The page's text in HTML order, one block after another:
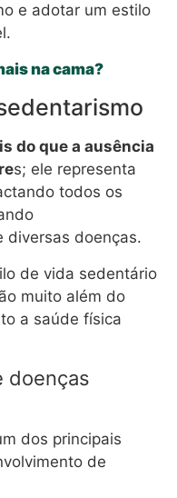
e adotar um estilo
na cama?
do que a ausência
s; ele representa
todos os
diversas doenças.
de vida sedentário
muito além do
a saúde física
doenças
dos principais
de